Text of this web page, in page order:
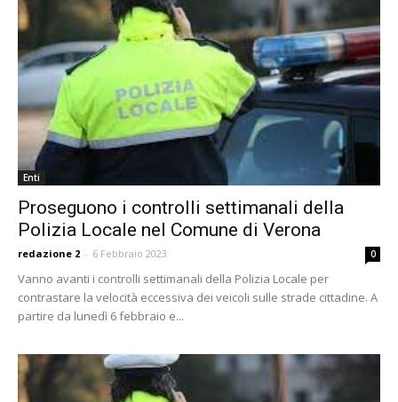
Enti
Proseguono i controlli settimanali della
Polizia Locale nel Comune di Verona
redazione 2 - 6 Febbraio 2023 0
Vanno avanti i controlli settimanali della Polizia Locale per
contrastare la velocità eccessiva dei veicoli sulle strade cittadine. A
partire da lunedì 6 febbraio e...